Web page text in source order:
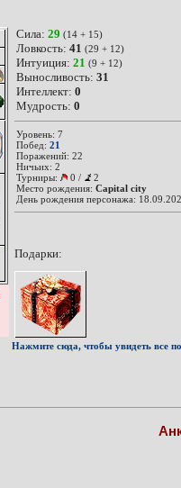
Сила: 29 (14 + 15)
Ловкость: 41 (29 + 12)
Интуиция: 21 (9 + 12)
Выносливость: 31
Интеллект: 0
Мудрость: 0
Уровень: 7
Побед: 21
Поражений: 22
Ничьих: 2
Турниры:
0 /
2
Место рождения: Capital city
День рождения персонажа:
Подарки:
Нажмите сюда, чтобы увидеть все